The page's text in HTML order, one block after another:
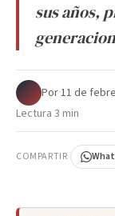
sus años,
Por·11 de
Lectura 3 min
COMPARTIR